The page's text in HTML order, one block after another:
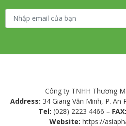
Công ty TNHH Thương
Address: 34 Giang Văn Minh, P.
Tel: (028) 2223 4466 – FAX:
Website: https://